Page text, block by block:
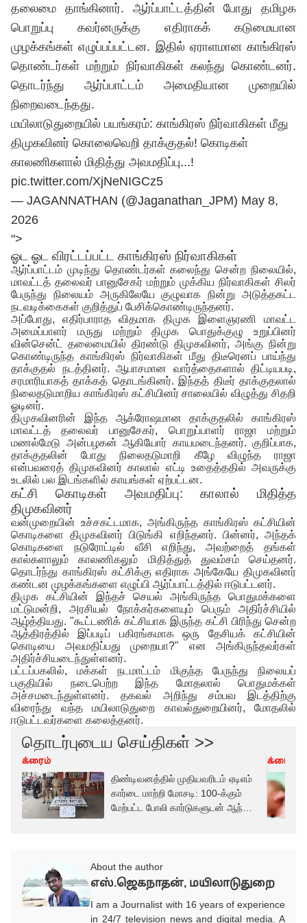
தலைமை தாங்கினார். ஆர்ப்பாட்டத்தின் போது தமிழக
பொறுப்பு கவர்னருக்கு எதிராகக் கடுமையான
முழக்கங்கள் எழுப்பப்பட்டன. இதில் ஏராளமான காங்கிரஸ்
தொண்டர்கள் மற்றும் நிர்வாகிகள் கலந்து கொண்டனர்.
தொடர்ந்து ஆர்ப்பாட்டம் அமைதியான முறையில்
நிறைவடைந்தது.
மயிலாடுதுறையில் பயங்கரம்: காங்கிரஸ் நிர்வாகிகள் மீது
திமுகவினர் கொலைவெறி தாக்குதல்! கொடிகள்
காலணிகளால் மிதித்து அவமதிப்பு...!
pic.twitter.com/XjNeNIGCz5
— JAGANNATHAN (@Jaganathan_JPM) May 8,
2026
">
ஓட ஓட விரட்டப்பட்ட காங்கிரஸ் நிர்வாகிகள்
ஆர்ப்பாட்டம் முடிந்து தொண்டர்கள் கலைந்து சென்ற நிலையில்,
மாவட்டத் தலைவர் பானுசேகர் மற்றும் முக்கிய நிர்வாகிகள் சிலர்
பேருந்து நிலையம் அருகிலேயே குழுவாக நின்று அடுத்தகட்ட
நடவடிக்கைகள் குறித்துப் பேசிக்கொண்டிருந்தனர்.
அப்போது, எதிர்பாராத விதமாக திமுக இளைஞரணி மாவட்ட
அமைப்பாளர் மருது மற்றும் திமுக பொதுக்குழு உறுப்பினர்
வின்சென்ட் தலைமையில் திரண்டு திமுகவினர், அங்கு நின்று
கொண்டிருந்த காங்கிரஸ் நிர்வாகிகள் மீது திடீரெனப் பாய்ந்து
தாக்குதல் நடத்தினர். ஆபாசமான வார்த்தைகளால் திட்டியபடி,
சரமாரியாகத் தாக்கத் தொடங்கினர். இந்தத் திடீர் தாக்குதலால்
நிலைதடுமாறிய காங்கிரஸ் கட்சியினர் சாலையில் விழுத்து சிதறி
ஓடினர்.
திமுகவினரின் இந்த ஆக்ரோஷமான தாக்குதலில் காங்கிரஸ்
மாவட்டத் தலைவர் பானுசேகர், பொறுப்பாளர் ராஜா மற்றும்
மணல்மேடு அன்பழகன் ஆகியோர் காயமடைந்தனர். குறிப்பாக,
தாக்குதலின் போது நிலைதடுமாறி கீழே விழுந்த ராஜா
என்பவரைத் திமுகவினர் காலால் எட்டி உதைத்ததில் அவருக்கு
உடலில் பல இடங்களில் காயங்கள் ஏற்பட்டன.
கட்சி கொடிகள் அவமதிப்பு: காலால் மிதித்த
திமுகவினர்
வன்முறையின் உச்சகட்டமாக, அங்கிருந்த காங்கிரஸ் கட்சியின்
கொடிகளை திமுகவினர் பிடுங்கி எறிந்தனர். பின்னர், அந்தக்
கொடிகளை நடுரோட்டில் வீசி எறிந்து, அவற்றைத் தங்கள்
கால்களாலும் காலணிகலும் மிதித்துத் துவம்சம் செய்தனர்.
தொடர்ந்து காங்கிரஸ் கட்சிக்கு எதிராக அங்கேயே திமுகவினர்
கண்டன முழக்கங்களை எழுப்பி ஆர்ப்பாட்டத்தில் ஈடுபட்டனர்.
திமுக கட்சியின் இந்தச் செயல் அங்கிருந்த பொதுமக்களை
மட்டுமன்றி, அரசியல் நோக்கர்களையும் பெரும் அதிர்ச்சியில்
ஆழ்த்தியது. "கூட்டணிக் கட்சியாக இருந்த கட்சி பிரிந்து சென்ற
ஆத்திரத்தில் இப்படிப் பகிரங்கமாக ஒரு தேசியக் கட்சியின்
கொடியை அவமதிப்பது முறையா?" என அங்கிருந்தவர்கள்
அதிர்ச்சியடைந்துள்ளனர்.
பட்டப்பகலில், மக்கள் நடமாட்டம் மிகுந்த பேருந்து நிலையப்
பகுதியில் நடைபெற்ற இந்த மோதலால் பொதுமக்கள்
அச்சமடைந்துள்ளனர். தகவல் அறிந்து சம்பவ இடத்திற்கு
விரைந்து வந்த மயிலாடுதுறை காவல்துறையினர், மோதலில்
ஈடுபட்டவர்களை கலைத்தனர்.
தொடர்புடைய செய்திகள் >>
க்ரைம்
திண்டிவனத்தில் முதியவரிடம் ஏடிஎம்
கார்டை மாற்றி மோசடி: 100-க்கும்
மேற்பட்ட போலி கார்டுகளுடன் ஆந்திர
க்ரைம்
About the author
எஸ்.ஜெகநாதன், மயிலாடுதுறை
I am a Journalist with 16 years of experience
in 24/7 television news and digital media. A